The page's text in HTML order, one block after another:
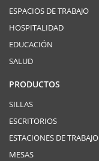
ESPACIOS DE TRABAJO
HOSPITALIDAD
EDUCACIÓN
SALUD
PRODUCTOS
SILLAS
ESCRITORIOS
ESTACIONES DE TRABAJO
MESAS